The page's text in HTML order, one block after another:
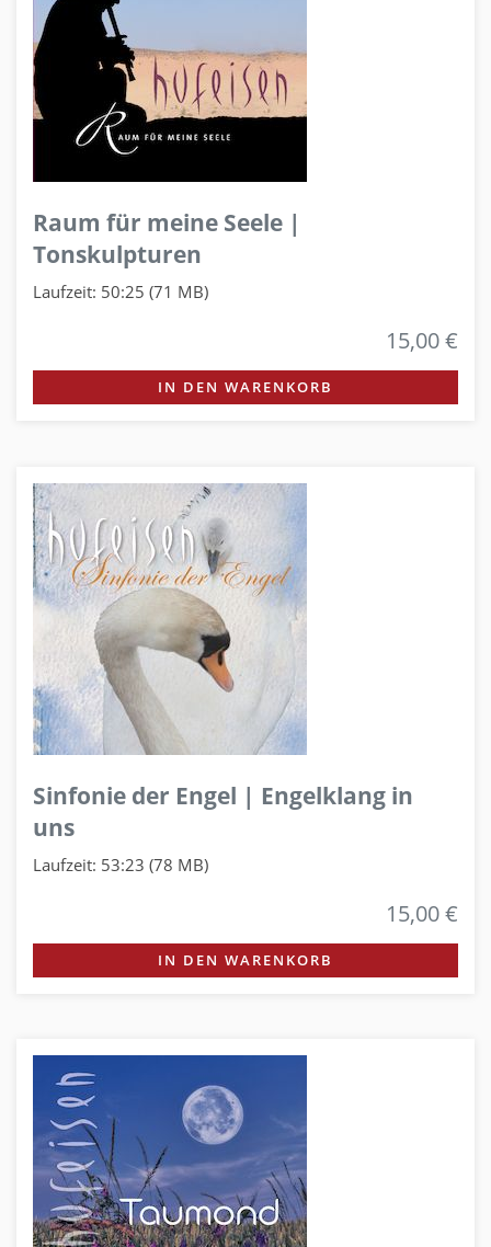
Raum für meine Seele |
Tonskulpturen
Laufzeit: 50:25 (71 MB)
15,00 €
IN DEN WARENKORB
Sinfonie der Engel | Engelklang in
uns
Laufzeit: 53:23 (78 MB)
15,00 €
IN DEN WARENKORB